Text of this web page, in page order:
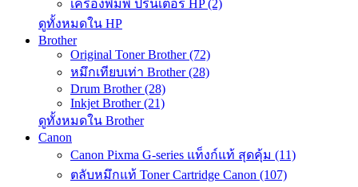
เครื่องพิมพ์ ปริ้นเตอร์ HP (2)
ดูทั้งหมดใน HP
Brother
Original Toner Brother (72)
หมึกเทียบเท่า Brother (28)
Drum Brother (28)
Inkjet Brother (21)
ดูทั้งหมดใน Brother
Canon
Canon Pixma G-series แท็งก์แท้ สุดคุ้ม (11)
ตลับหมึกแท้ Toner Cartridge Canon (107)